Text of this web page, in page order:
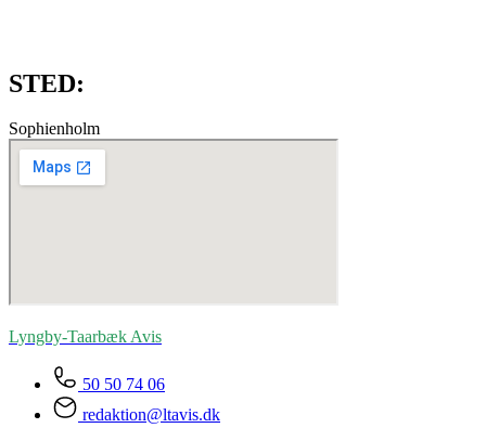
STED:
Sophienholm
Lyngby-TaarbækAvis
50 50 74 06
redaktion@ltavis.dk